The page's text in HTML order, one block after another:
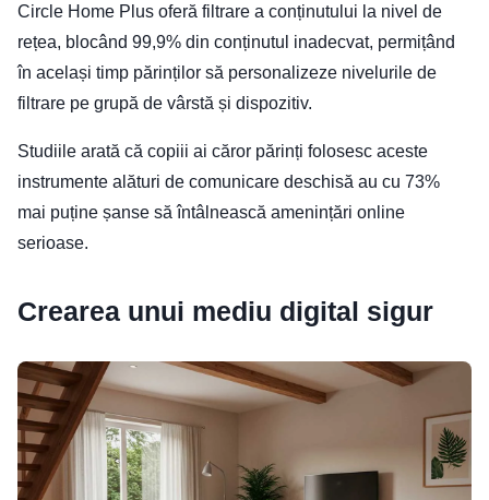
Circle Home Plus oferă filtrare a conținutului la nivel de
rețea, blocând 99,9% din conținutul inadecvat, permițând
în același timp părinților să personalizeze nivelurile de
filtrare pe grupă de vârstă și dispozitiv.
Studiile arată că copiii ai căror părinți folosesc aceste
instrumente alături de comunicare deschisă au cu 73%
mai puține șanse să întâlnească amenințări online
serioase.
Crearea unui mediu digital sigur